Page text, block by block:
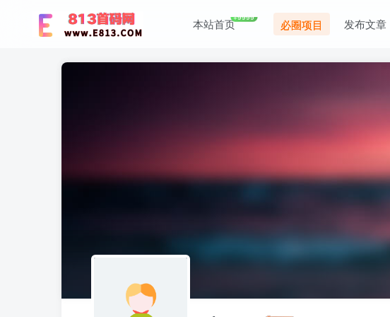
本站首页+9999
必圈项目 发布文章